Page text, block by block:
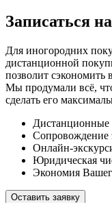
Записаться
Для иногородних
дистанционной
позволит сэкономить
Мы продумали всё,
сделать его
Дистанционные
Сопровождение
Онлайн-
Юридическая
Экономия
Оставить заявку